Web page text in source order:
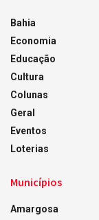
Bahia
Economia
Educação
Cultura
Colunas
Geral
Eventos
Loterias
Municípios
Amargosa